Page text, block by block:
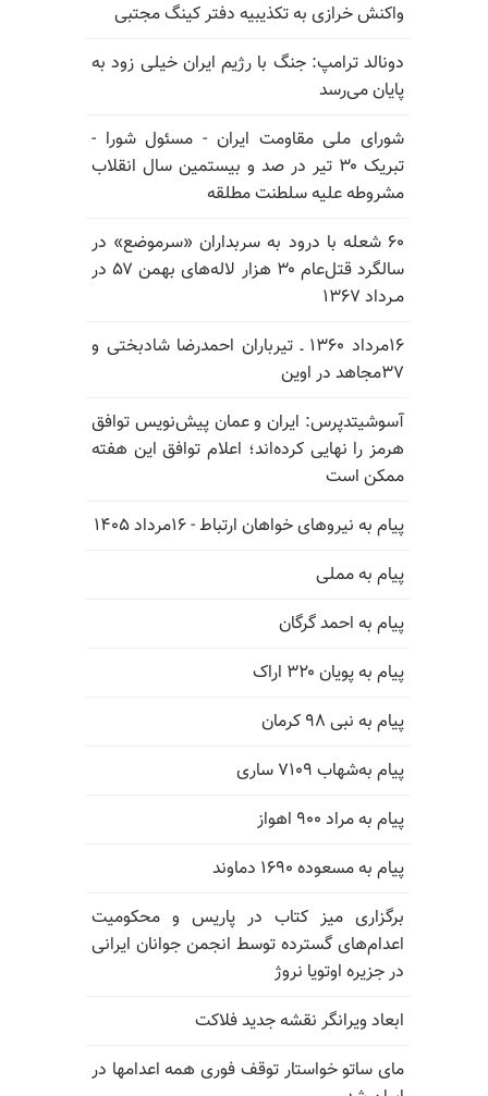
واکنش خرازی به تکذیبیه دفتر کینگ مجتبی
دونالد ترامپ: جنگ با رژیم ایران خیلی زود به
پایان می‌رسد
شورای ملی مقاومت ایران - مسئول شورا -
تبریک ۳۰ تیر در صد و بیستمین سال انقلاب
مشروطه علیه سلطنت مطلقه
۶۰ شعله با درود به سربداران «سرموضع» در
سالگرد قتل‌عام ۳۰ هزار لاله‌های بهمن ۵۷ در
مـرداد ۱۳۶۷
۱۶مرداد ۱۳۶۰ ـ تیرباران احمدرضا شادبختی و
۳۷مجاهد در اوین
آسوشیتدپرس: ایران و عمان پیش‌نویس توافق
هرمز را نهایی کرده‌اند؛ اعلام توافق این هفته
ممکن است
پیام به نیروهای خواهان ارتباط - ۱۶مرداد ۱۴۰۵
پیام به مملی
پیام به احمد گرگان
پیام به پویان ۳۲۰ اراک
پیام به نبی ۹۸ کرمان
پیام به‌شهاب ۷۱۰۹ ساری
پیام به مراد ۹۰۰ اهواز
پیام به مسعوده ۱۶۹۰ دماوند
برگزاری میز کتاب در پاریس و محکومیت
اعدام‌های گسترده توسط انجمن جوانان ایرانی
در جزیره اوتویا نروژ
ابعاد ویرانگر نقشه جدید فلاکت
مای ساتو خواستار توقف فوری همه اعدامها در